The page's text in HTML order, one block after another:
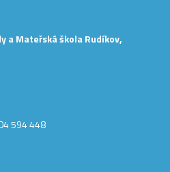
a Mateřská škola Rudíkov,
594 448